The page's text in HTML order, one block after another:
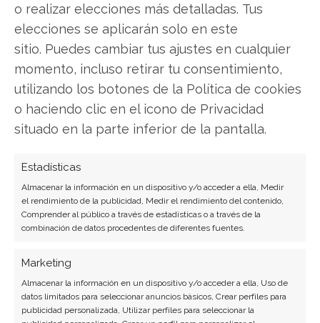
o realizar elecciones más detalladas. Tus
elecciones se aplicarán solo en este
sitio. Puedes cambiar tus ajustes en cualquier
momento, incluso retirar tu consentimiento,
utilizando los botones de la Política de cookies
o haciendo clic en el icono de Privacidad
situado en la parte inferior de la pantalla.
Estadísticas
Almacenar la información en un dispositivo y/o acceder a ella, Medir
el rendimiento de la publicidad, Medir el rendimiento del contenido,
Comprender al público a través de estadísticas o a través de la
combinación de datos procedentes de diferentes fuentes.
Marketing
Almacenar la información en un dispositivo y/o acceder a ella, Uso de
datos limitados para seleccionar anuncios básicos, Crear perfiles para
publicidad personalizada, Utilizar perfiles para seleccionar la
Compartir este artículo
Twitter
Facebook
LinkedIn
SOBRE EL AUTOR
Laura Fernández Silva